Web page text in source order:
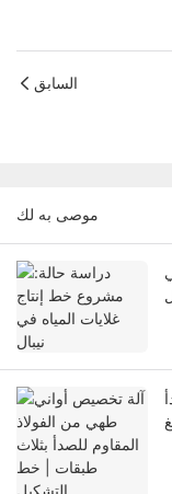
السابق
موصى به لك